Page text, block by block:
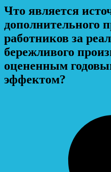
Что является
дополнительного
работников за
бережливого
оцененным
эффектом?